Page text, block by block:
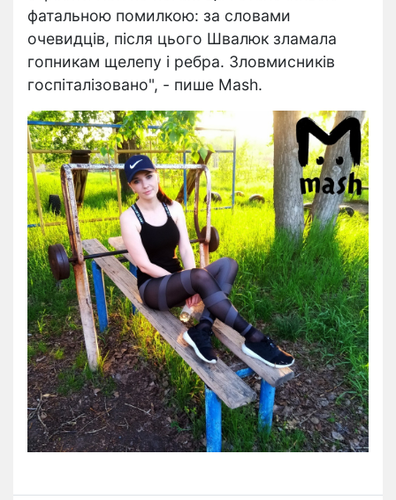
фатальною помилкою: за словами
очевидців, після цього Швалюк зламала
гопникам щелепу і ребра. Зловмисників
госпіталізовано", - пише Mash.